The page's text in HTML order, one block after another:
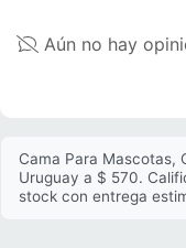
Aún no hay
Cama Para Mascotas,
Uruguay a $ 570.
stock con entrega